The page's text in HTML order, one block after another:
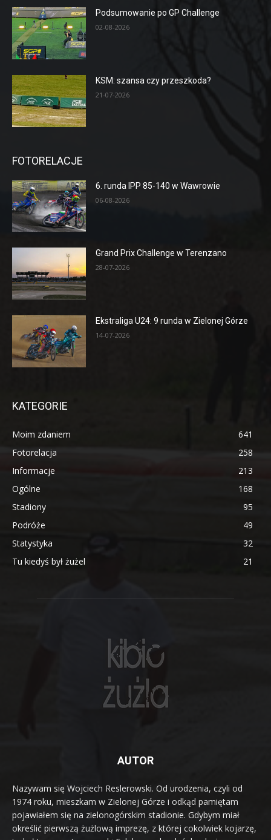
Podsumowanie po GP Challenge
02-08-2026
KSM: szansa czy przeszkoda?
21-07-2026
FOTORELACJE
6. runda IPP 85-140 w Wawrowie
06-08-2026
Grand Prix Challenge w Terenzano
28-07-2026
Ekstraliga U24: 9 runda w Zielonej Górze
14-07-2026
KATEGORIE
Moim zdaniem
641
Fotorelacja
258
Informacje
213
Ogólne
168
Stadiony
95
Podróże
49
Statystyka
32
Tu kiedyś był żużel
21
AUTOR
Nazywam się Wojciech Reslerowski. Od urodzenia, czyli od
1974 roku, mieszkam w Zielonej Górze i odkąd pamiętam
pojawiałem się na zielonogórskim stadionie. Gdybym miał
określić pierwszą żużlową imprezę, z której cokolwiek kojarzę,